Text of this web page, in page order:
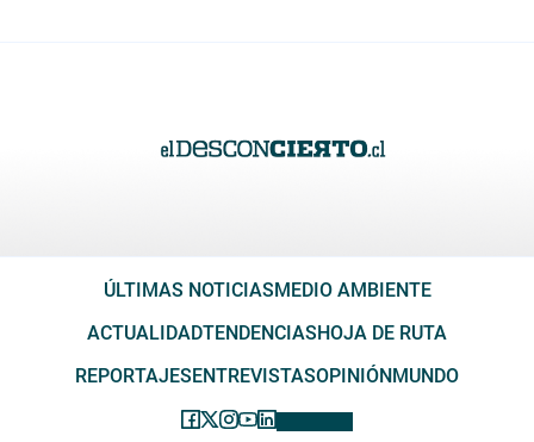
ÚLTIMAS NOTICIASMEDIO AMBIENTE
ACTUALIDADTENDENCIASHOJA DE RUTA
REPORTAJESENTREVISTASOPINIÓNMUNDO